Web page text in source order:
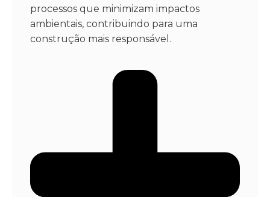
processos que minimizam impactos
ambientais, contribuindo para uma
construção mais responsável.